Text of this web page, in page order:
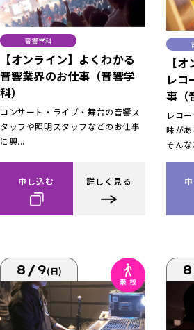
音響学科
【オンライン】よくわかる
音響業界のお仕事（音響学
科）
コンサート・ライブ・舞台の音響ス
タッフや照明スタッフなどのお仕事
に興...
申し込む 詳しく見る
【
レコ
事（
レコ
味があ
そん
8/9(日)